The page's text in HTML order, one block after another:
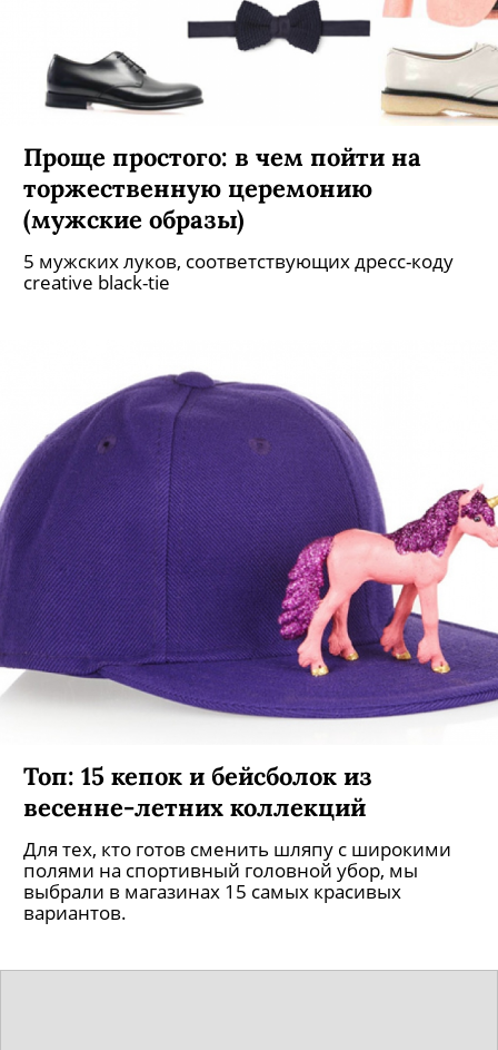
Проще простого: в чем пойти на
торжественную церемонию
(мужские образы)
5 мужских луков, соответствующих дресс-коду
creative black-tie
Топ: 15 кепок и бейсболок из
весенне-летних коллекций
Для тех, кто готов сменить шляпу с широкими
полями на спортивный головной убор, мы
выбрали в магазинах 15 самых красивых
вариантов.